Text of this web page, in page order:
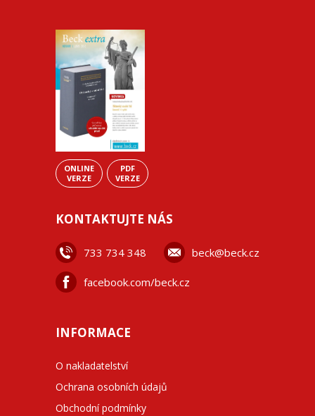
ONLINE
VERZE
PDF
VERZE
KONTAKTUJTE NÁS
733 734 348 beck@beck.cz
facebook.com/beck.cz
INFORMACE
O nakladatelství
Ochrana osobních údajů
Obchodní podmínky